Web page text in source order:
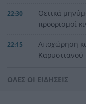
22:30
Θετικά
προορισμοί
22:15
Αποχώρηση
Καρυστιανού
22:00 Σάμος: Νησί
ΟΛΕΣ ΟΙ ΕΙΔΗΣΕΙΣ